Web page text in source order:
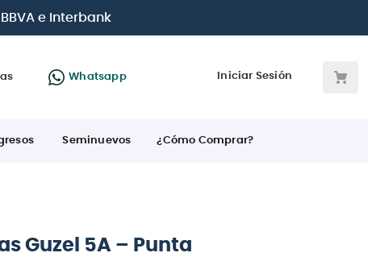
de crédito
Whatsapp Iniciar Sesión
Seminuevos ¿Cómo Comprar?
Guzel 5A – Punta